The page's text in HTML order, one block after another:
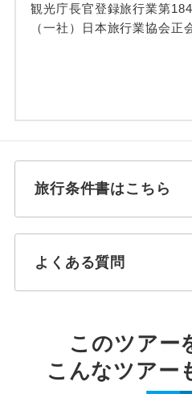
観光庁長官登録旅行業第
（一社）日本旅行業協会正
旅行条件書はこちら
よくある質問
このツアー
こんなツアー